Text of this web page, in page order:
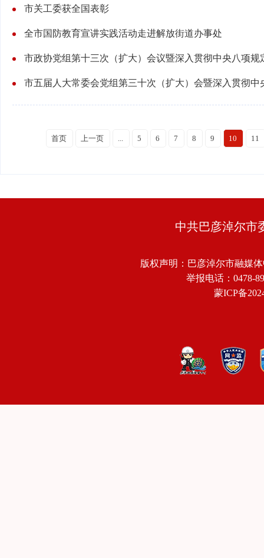
市关工委获全国表彰
全市国防教育宣讲实践活动走进解放街道办事处
首页 上一页 ... 5 6 7 8 9 10 11
中共巴彦淖尔市
版权声明：巴彦淖尔市融媒
举报电话：0478-
蒙ICP备